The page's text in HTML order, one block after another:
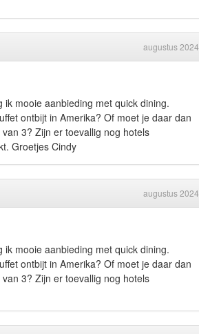
augustus 2024
mooie aanbieding met quick dining.
ontbijt in Amerika? Of moet je daar dan
3? Zijn er toevallig nog hotels
Groetjes Cindy
augustus 2024
mooie aanbieding met quick dining.
ontbijt in Amerika? Of moet je daar dan
3? Zijn er toevallig nog hotels